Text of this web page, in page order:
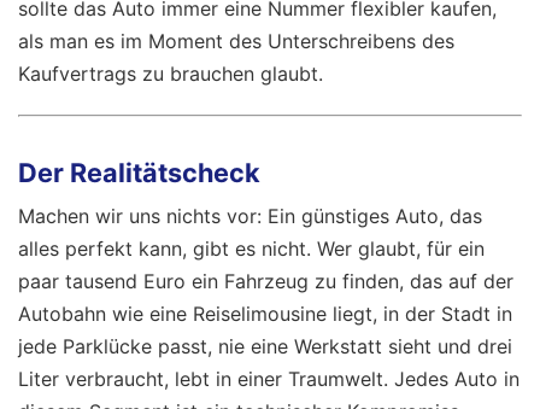
sollte das Auto immer eine Nummer flexibler kaufen,
als man es im Moment des Unterschreibens des
Kaufvertrags zu brauchen glaubt.
Der Realitätscheck
Machen wir uns nichts vor: Ein günstiges Auto, das
alles perfekt kann, gibt es nicht. Wer glaubt, für ein
paar tausend Euro ein Fahrzeug zu finden, das auf der
Autobahn wie eine Reiselimousine liegt, in der Stadt in
jede Parklücke passt, nie eine Werkstatt sieht und drei
Liter verbraucht, lebt in einer Traumwelt. Jedes Auto in